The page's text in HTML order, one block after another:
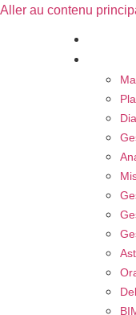
Aller au contenu